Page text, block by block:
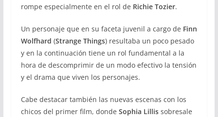
rompe especialmente en el rol de Richie Tozier.
Un personaje que en su faceta juvenil a cargo de Finn
Wolfhard (Strange Things) resultaba un poco pesado
y en la continuación tiene un rol fundamental a la
hora de descomprimir de un modo efectivo la tensión
y el drama que viven los personajes.
Cabe destacar también las nuevas escenas con los
chicos del primer film, donde Sophia Lillissobresale